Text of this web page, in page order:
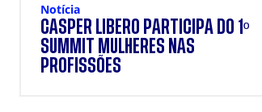
Notícia
CÁSPER LÍBERO PARTICIPA DO 1º
SUMMIT MULHERES NAS
PROFISSÕES